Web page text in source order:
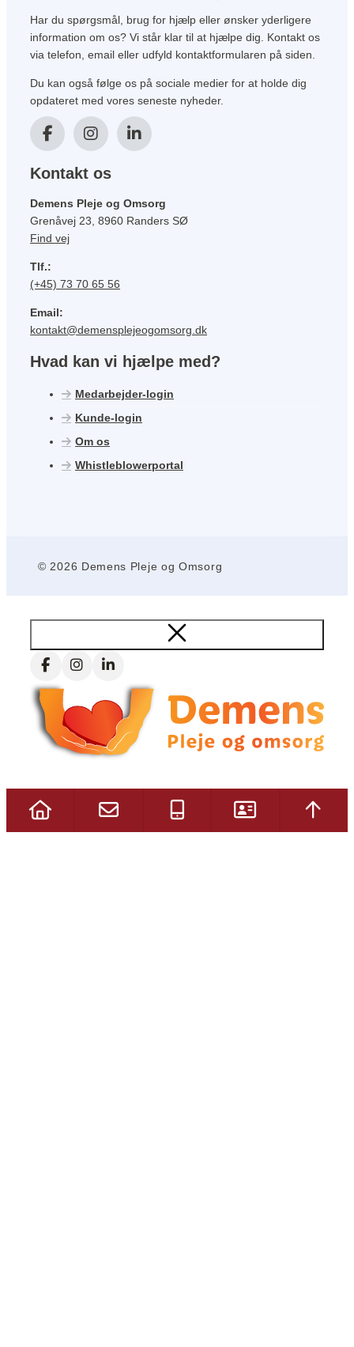
Har du spørgsmål, brug for hjælp eller ønsker yderligere
information om os? Vi står klar til at hjælpe dig. Kontakt os
via telefon, email eller udfyld kontaktformularen på siden.
Du kan også følge os på sociale medier for at holde dig
opdateret med vores seneste nyheder.
Kontakt os
Demens Pleje og Omsorg
Grenåvej 23, 8960 Randers SØ
Find vej
Tlf.:
(+45) 73 70 65 56
Email:
kontakt@demensplejeogomsorg.dk
Hvad kan vi hjælpe med?
Medarbejder-login
Kunde-login
Om os
Whistleblowerportal
© 2026 Demens Pleje og Omsorg